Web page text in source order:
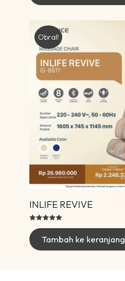
Obral!
INLIFE REVIVE
dari 5
Tambah ke keranjang